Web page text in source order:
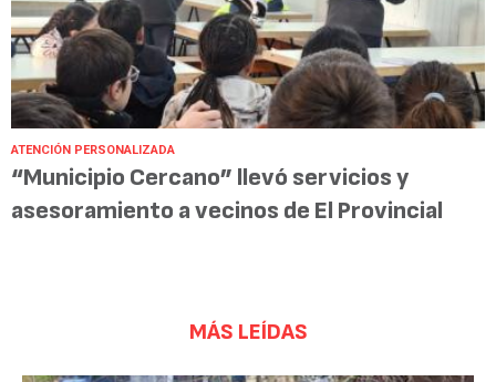
ATENCIÓN PERSONALIZADA
“Municipio Cercano” llevó servicios y
asesoramiento a vecinos de El Provincial
MÁS LEÍDAS